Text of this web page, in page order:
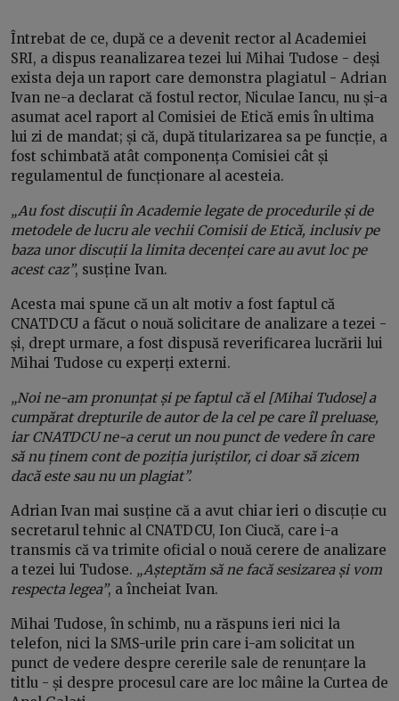
Întrebat de ce, după ce a devenit rector al Academiei
SRI, a dispus reanalizarea tezei lui Mihai Tudose - deși
exista deja un raport care demonstra plagiatul - Adrian
Ivan ne-a declarat că fostul rector, Niculae Iancu, nu și-a
asumat acel raport al Comisiei de Etică emis în ultima
lui zi de mandat; și că, după titularizarea sa pe funcție, a
fost schimbată atât componența Comisiei cât și
regulamentul de funcționare al acesteia.
„Au fost discuții în Academie legate de procedurile și de
metodele de lucru ale vechii Comisii de Etică, inclusiv pe
baza unor discuții la limita decenței care au avut loc pe
acest caz”, susține Ivan.
Acesta mai spune că un alt motiv a fost faptul că
CNATDCU a făcut o nouă solicitare de analizare a tezei -
și, drept urmare, a fost dispusă reverificarea lucrării lui
Mihai Tudose cu experți externi.
„Noi ne-am pronunțat și pe faptul că el [Mihai Tudose] a
cumpărat drepturile de autor de la cel pe care îl preluase,
iar CNATDCU ne-a cerut un nou punct de vedere în care
să nu ținem cont de poziția juriștilor, ci doar să zicem
dacă este sau nu un plagiat”.
Adrian Ivan mai susține că a avut chiar ieri o discuție cu
secretarul tehnic al CNATDCU, Ion Ciucă, care i-a
transmis că va trimite oficial o nouă cerere de analizare
a tezei lui Tudose. „Așteptăm să ne facă sesizarea și vom
respecta legea”, a încheiat Ivan.
Mihai Tudose, în schimb, nu a răspuns ieri nici la
telefon, nici la SMS-urile prin care i-am solicitat un
punct de vedere despre cererile sale de renunțare la
titlu - și despre procesul care are loc mâine la Curtea de